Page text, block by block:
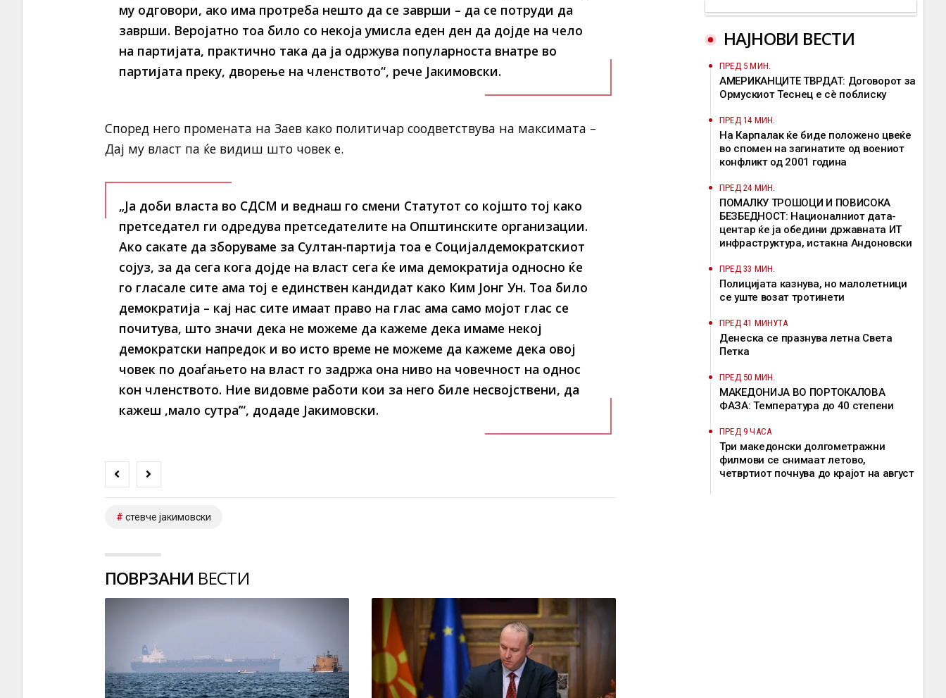
му одговори, ако има протреба нешто да се заврши – да се потруди да
заврши. Веројатно тоа било со некоја умисла еден ден да дојде на чело
на партијата, практично така да ја одржува популарноста внатре во
партијата преку, дворење на членството“, рече Јакимовски.
Според него промената на Заев како политичар соодветствува на максимата –
Дај му власт па ќе видиш што човек е.
„Ја доби власта во СДСМ и веднаш го смени Статутот со којшто тој како
претседател ги одредува претседателите на Општинските организации.
Ако сакате да зборуваме за Султан-партија тоа е Социјалдемократскиот
сојуз, за да сега кога дојде на власт сега ќе има демократија односно ќе
го гласале сите ама тој е единствен кандидат како Ким Јонг Ун. Тоа било
демократија – кај нас сите имаат право на глас ама само мојот глас се
почитува, што значи дека не можеме да кажеме дека имаме некој
демократски напредок и во исто време не можеме да кажеме дека овој
човек по доаѓањето на власт го задржа она ниво на човечност на однос
кон членството. Ние видовме работи кои за него биле несвојствени, да
кажеш ,мало сутра’“, додаде Јакимовски.
стевче јакимовски
ПОВРЗАНИ ВЕСТИ
НАЈНОВИ ВЕСТИ
ПРЕД 5 МИН.
АМЕРИКАНЦИТЕ ТВРДАТ: Договорот за
Ормускиот Теснец е сè поблиску
ПРЕД 14 МИН.
На Карпалак ќе биде положено цвеќе
во спомен на загинатите од воениот
конфликт од 2001 година
ПРЕД 24 МИН.
ПОМАЛКУ ТРОШОЦИ И ПОВИСОКА
БЕЗБЕДНОСТ: Националниот дата-
центар ќе ја обедини државната ИТ
инфраструктура, истакна Андоновски
ПРЕД 33 МИН.
Полицијата казнува, но малолетници
се уште возат тротинети
ПРЕД 41 МИНУТА
Денеска се празнува летна Света
Петка
ПРЕД 50 МИН.
МАКЕДОНИЈА ВО ПОРТОКАЛОВА
ФАЗА: Температура до 40 степени
ПРЕД 9 ЧАСА
Три македонски долгометражни
филмови се снимаат летово,
четвртиот почнува до крајот на август